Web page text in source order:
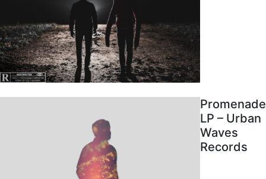
Promenade
LP – Urban
Waves
Records